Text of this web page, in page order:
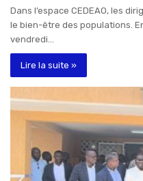
Dans l’espace CEDEAO, les
le bien-être des populations.
vendredi…
Lire la suite »